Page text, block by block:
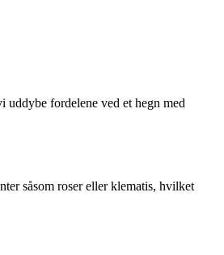
fordelene ved et hegn med
såsom roser eller klematis, hvilket